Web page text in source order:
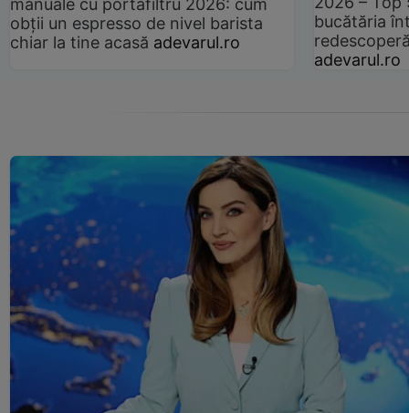
manuale cu portafiltru 2026: cum
obții un espresso de nivel barista
chiar la tine acasă adevarul.ro
bucătăria
adevarul.ro